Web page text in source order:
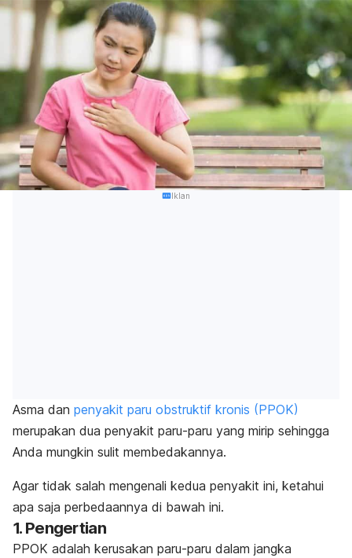
Iklan
Asma dan penyakit paru obstruktif kronis (PPOK)
merupakan dua penyakit paru-paru yang mirip sehingga
Anda mungkin sulit membedakannya.
Agar tidak salah mengenali kedua penyakit ini, ketahui
apa saja perbedaannya di bawah ini.
1. Pengertian
PPOK adalah kerusakan paru-paru dalam jangka